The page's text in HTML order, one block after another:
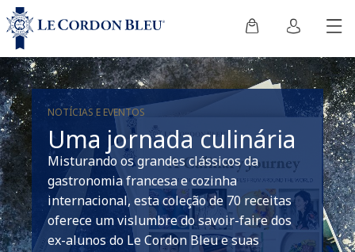
NOTÍCIAS E EVENTOS
Uma jornada culinária
Misturando os grandes clássicos da
gastronomia francesa e cozinha
internacional, esta coleção de 70 receitas
oferece um vislumbre do savoir-faire dos
ex-alunos do Le Cordon Bleu e suas